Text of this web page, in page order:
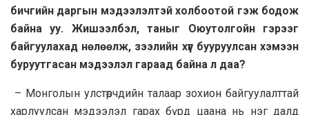
бичгийн даргын мэдээлэлтэй холбоотой гэж бодож
байна уу. Жишээлбэл, таныг Оюутолгойн гэрээг
байгуулахад нөлөөлж, зээлийн хүүг бууруулсан хэмээн
буруутгасан мэдээлэл гараад байна л даа?
– Монголын улстөрчдийн талаар зохион байгуулалттай
харлуулсан мэдээлэл гарах бүрд цаана нь нэг далд